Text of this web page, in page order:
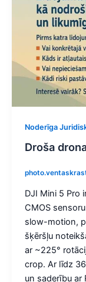
Noderīga
Droša
DJI Mini 5 Pro
CMOS
slow-motion,
šķēršļu
ar ~225°
crop. Ar līdz
un saderību ar